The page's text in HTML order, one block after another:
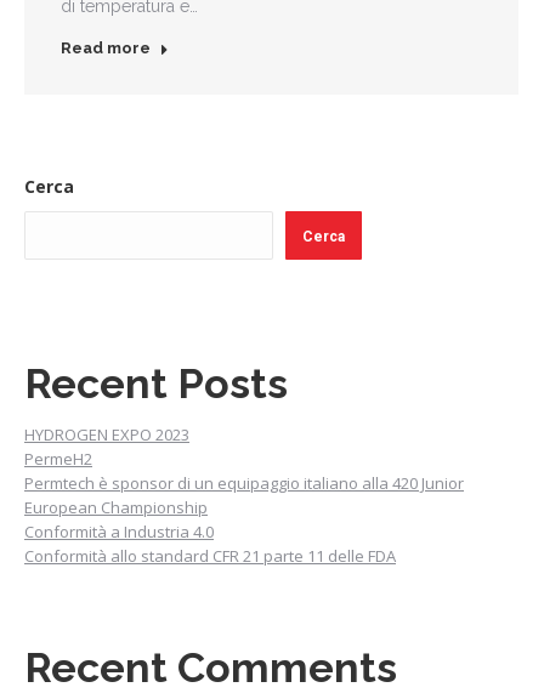
di temperatura e…
Read more
Cerca
Cerca
Recent Posts
HYDROGEN EXPO 2023
PermeH2
Permtech è sponsor di un equipaggio italiano alla 420 Junior
European Championship
Conformità a Industria 4.0
Conformità allo standard CFR 21 parte 11 delle FDA
Recent Comments